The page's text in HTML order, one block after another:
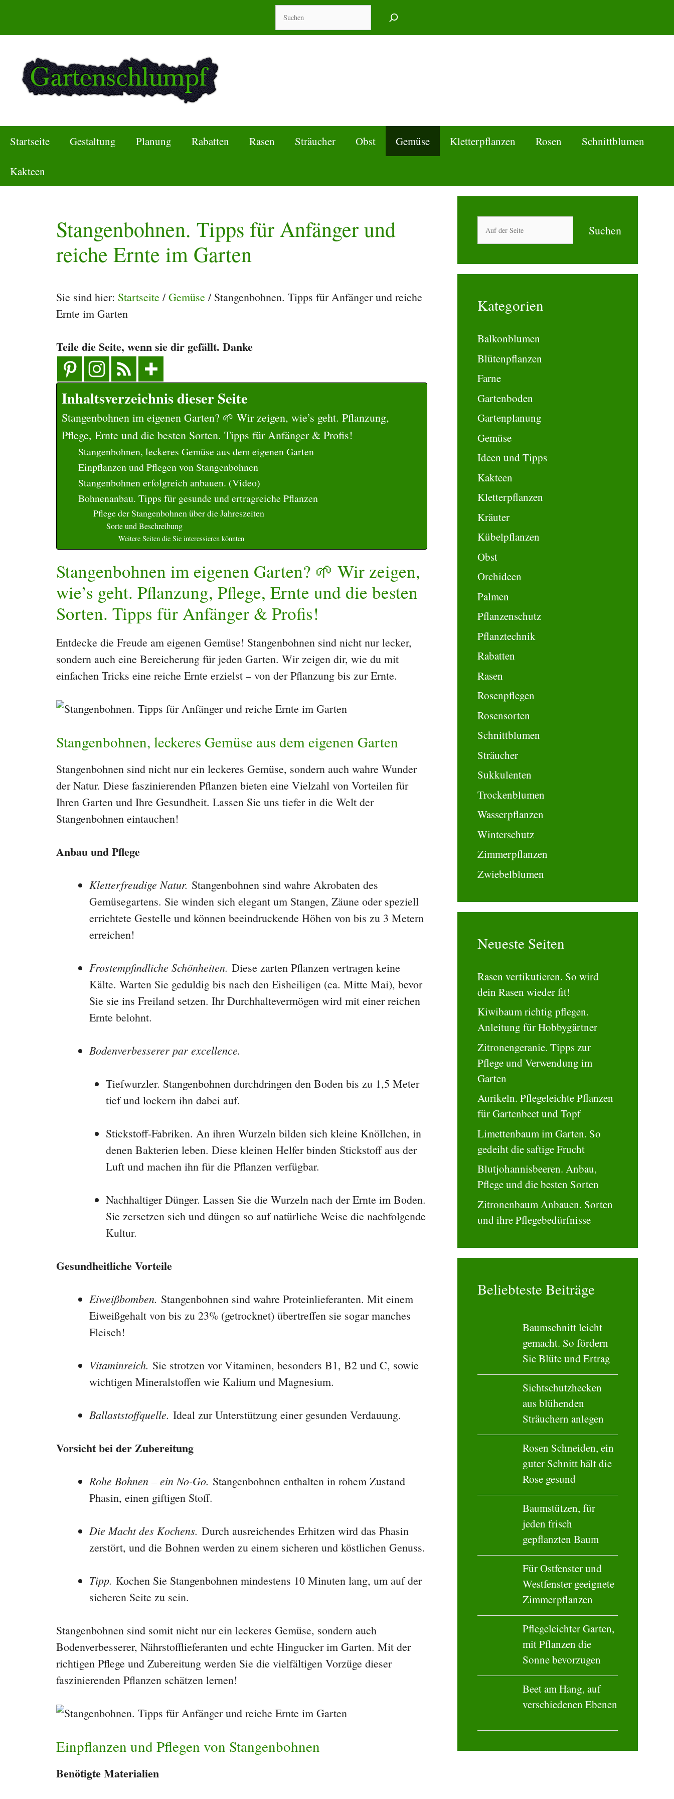
Startseite Gestaltung Planung Rabatten Rasen Sträucher Obst Gemüse Kletterpflanzen Rosen Schnittblumen
Kakteen
Stangenbohnen. Tipps für Anfänger und
reiche Ernte im Garten
Sie sind hier: Startseite /Gemüse / Stangenbohnen. Tipps für Anfänger und reiche
Ernte im Garten
Teile die Seite, wenn sie dir gefällt. Danke
Inhaltsverzeichnis dieser Seite
Stangenbohnen im eigenen Garten? 🌱 Wir zeigen, wie’s geht. Pflanzung,
Pflege, Ernte und die besten Sorten. Tipps für Anfänger & Profis!
Stangenbohnen, leckeres Gemüse aus dem eigenen Garten
Einpflanzen und Pflegen von Stangenbohnen
Stangenbohnen erfolgreich anbauen. (Video)
Bohnenanbau. Tipps für gesunde und ertragreiche Pflanzen
Pflege der Stangenbohnen über die Jahreszeiten
Sorte und Beschreibung
Weitere Seiten die Sie interessieren könnten
Stangenbohnen im eigenen Garten? 🌱 Wir zeigen,
wie’s geht. Pflanzung, Pflege, Ernte und die besten
Sorten. Tipps für Anfänger & Profis!
Entdecke die Freude am eigenen Gemüse! Stangenbohnen sind nicht nur lecker,
sondern auch eine Bereicherung für jeden Garten. Wir zeigen dir, wie du mit
einfachen Tricks eine reiche Ernte erzielst – von der Pflanzung bis zur Ernte.
Stangenbohnen, leckeres Gemüse aus dem eigenen Garten
Stangenbohnen sind nicht nur ein leckeres Gemüse, sondern auch wahre Wunder
der Natur. Diese faszinierenden Pflanzen bieten eine Vielzahl von Vorteilen für
Ihren Garten und Ihre Gesundheit. Lassen Sie uns tiefer in die Welt der
Stangenbohnen eintauchen!
Anbau und Pflege
Kletterfreudige Natur. Stangenbohnen sind wahre Akrobaten des
Gemüsegartens. Sie winden sich elegant um Stangen, Zäune oder speziell
errichtete Gestelle und können beeindruckende Höhen von bis zu 3 Metern
erreichen!
Frostempfindliche Schönheiten. Diese zarten Pflanzen vertragen keine
Kälte. Warten Sie geduldig bis nach den Eisheiligen (ca. Mitte Mai), bevor
Sie sie ins Freiland setzen. Ihr Durchhaltevermögen wird mit einer reichen
Ernte belohnt.
Bodenverbesserer par excellence.
Tiefwurzler. Stangenbohnen durchdringen den Boden bis zu 1,5 Meter
tief und lockern ihn dabei auf.
Stickstoff-Fabriken. An ihren Wurzeln bilden sich kleine Knöllchen, in
denen Bakterien leben. Diese kleinen Helfer binden Stickstoff aus der
Luft und machen ihn für die Pflanzen verfügbar.
Nachhaltiger Dünger. Lassen Sie die Wurzeln nach der Ernte im Boden.
Sie zersetzen sich und düngen so auf natürliche Weise die nachfolgende
Kultur.
Gesundheitliche Vorteile
Eiweißbomben. Stangenbohnen sind wahre Proteinlieferanten. Mit einem
Eiweißgehalt von bis zu 23% (getrocknet) übertreffen sie sogar manches
Fleisch!
Vitaminreich. Sie strotzen vor Vitaminen, besonders B1, B2 und C, sowie
wichtigen Mineralstoffen wie Kalium und Magnesium.
Ballaststoffquelle. Ideal zur Unterstützung einer gesunden Verdauung.
Vorsicht bei der Zubereitung
Rohe Bohnen – ein No-Go. Stangenbohnen enthalten in rohem Zustand
Phasin, einen giftigen Stoff.
Die Macht des Kochens. Durch ausreichendes Erhitzen wird das Phasin
zerstört, und die Bohnen werden zu einem sicheren und köstlichen Genuss.
Tipp. Kochen Sie Stangenbohnen mindestens 10 Minuten lang, um auf der
sicheren Seite zu sein.
Stangenbohnen sind somit nicht nur ein leckeres Gemüse, sondern auch
Bodenverbesserer, Nährstofflieferanten und echte Hingucker im Garten. Mit der
richtigen Pflege und Zubereitung werden Sie die vielfältigen Vorzüge dieser
faszinierenden Pflanzen schätzen lernen!
Einpflanzen und Pflegen von Stangenbohnen
Benötigte Materialien
Suchen
Kategorien
Balkonblumen
Blütenpflanzen
Farne
Gartenboden
Gartenplanung
Gemüse
Ideen und Tipps
Kakteen
Kletterpflanzen
Kräuter
Kübelpflanzen
Obst
Orchideen
Palmen
Pflanzenschutz
Pflanztechnik
Rabatten
Rasen
Rosenpflegen
Rosensorten
Schnittblumen
Sträucher
Sukkulenten
Trockenblumen
Wasserpflanzen
Winterschutz
Zimmerpflanzen
Zwiebelblumen
Neueste Seiten
Rasen vertikutieren. So wird
dein Rasen wieder fit!
Kiwibaum richtig pflegen.
Anleitung für Hobbygärtner
Zitronengeranie. Tipps zur
Pflege und Verwendung im
Garten
Aurikeln. Pflegeleichte Pflanzen
für Gartenbeet und Topf
Limettenbaum im Garten. So
gedeiht die saftige Frucht
Blutjohannisbeeren. Anbau,
Pflege und die besten Sorten
Zitronenbaum Anbauen. Sorten
und ihre Pflegebedürfnisse
Beliebteste Beiträge
Baumschnitt
leicht gemacht.
So fördern Sie
Blüte und Ertrag
aus blühenden
Sträuchern anlegen
guter Schnitt hält die
Rose gesund
jeden frisch
gepflanzten Baum
Westfenster geeignete
Zimmerpflanzen
mit Pflanzen die
Sonne bevorzugen
Beet am Hang, auf
verschiedenen Ebenen